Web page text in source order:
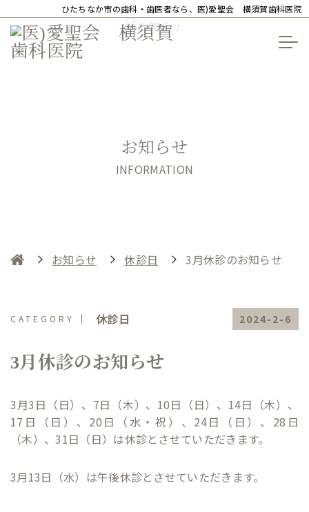
ひたちなか市の歯科・歯医者なら、医)愛聖会 横須賀歯科医院
お知らせ
INFORMATION
お知らせ 休診日 3月休診のお知らせ
休診日 2024-2-6
3月休診のお知らせ
3月3日（日）、7日（木）、10日（日）、14日（木）、
17日（日）、20日（水・祝）、24日（日）、28日
（木）、31日（日）は休診とさせていただきます。
3月13日（水）は午後休診とさせていただきます。